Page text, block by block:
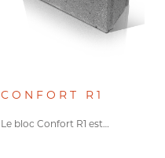
CONFORT R1
Le bloc Confort R1 est…